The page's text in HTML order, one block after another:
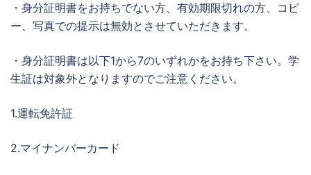
・身分証明書をお持ちでない方、有効期限切れの方、コピ
ー、写真での提示は無効とさせていただきます。
・身分証明書は以下1から7のいずれかをお持ち下さい。学
生証は対象外となりますのでご注意ください。
1.運転免許証
2.マイナンバーカード